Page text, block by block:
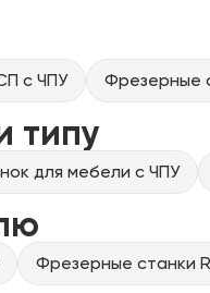
с ЧПУ Фрезерные
типу
для мебели с ЧПУ
Фрезерные станки